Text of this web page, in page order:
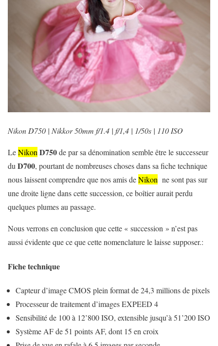
Nikon D750 | Nikkor 50mm f/1.4 | f/1,4 | 1/50s | 110 ISO
LeNikonD750de par sa dénomination semble être le successeur
duD700, pourtant de nombreuses choses dans sa fiche technique
nous laissent comprendre que nos amis deNikon ne sont pas sur
une droite ligne dans cette succession, ce boîtier aurait perdu
quelques plumes au passage.
Nous verrons en conclusion que cette « succession » n’est pas
aussi évidente que ce que cette nomenclature le laisse supposer.:
Fiche technique
Capteur d’image CMOS plein format de 24,3 millions de pixels
Processeur de traitement d’images EXPEED 4
Sensibilité de 100 à 12’800 ISO, extensible jusqu’à 51’200 ISO
Système AF de 51 points AF, dont 15 en croix